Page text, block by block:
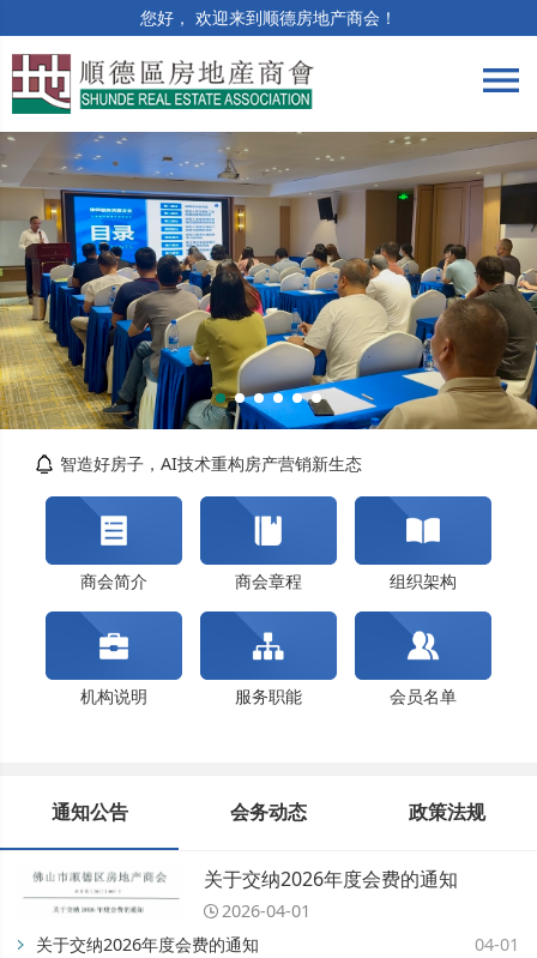
您好， 欢迎来到顺德房地产商会！
menu
筑牢合规防线 | 竣工验收与保修阶段法律风险...
精准解读提质效 | 房土两税专题培训顺利举办
智造好房子，AI技术重构房产营销新生态
关于交纳2026年度会费的通知
转发佛山市自然资源局顺德分局关于对《佛山市...
佛山市顺德区住房城乡建设和水务局关于开展202...
关于交纳2024年度会费的通知
商会简介 商会章程 组织架构
机构说明 服务职能 会员名单
通知公告 会务动态 政策法规
关于交纳2026年度会费的通知
2026-04-01
关于交纳2026年度会费的通知
04-01